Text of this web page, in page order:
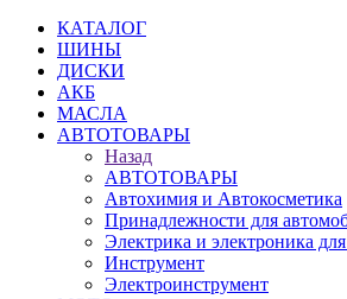
КАТАЛОГ
ШИНЫ
ДИСКИ
АКБ
МАСЛА
АВТОТОВАРЫ
Назад
АВТОТОВАРЫ
Автохимия и Автокосметика
Принадлежности для
Электрика и электроника
Инструмент
Электроинструмент